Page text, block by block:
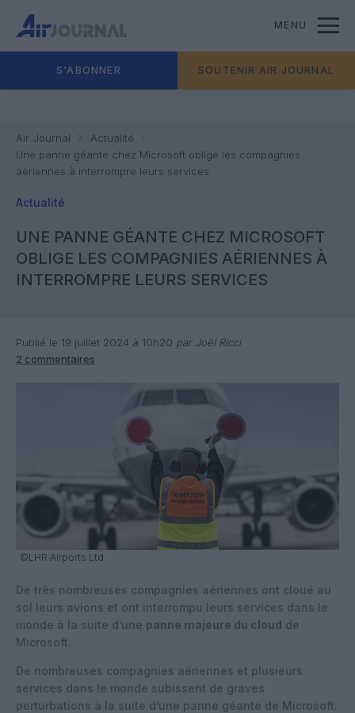
MENU
S'ABONNER SOUTENIR AIR JOURNAL
Air Journal
Actualité
Une panne géante chez Microsoft oblige les compagnies
aériennes à interrompre leurs services
Actualité
UNE PANNE GÉANTE CHEZ MICROSOFT
OBLIGE LES COMPAGNIES AÉRIENNES À
INTERROMPRE LEURS SERVICES
Publié le 19 juillet 2024 à 10h20 par Joël Ricci
2 commentaires
©LHR Airports Ltd.
De très nombreuses compagnies aériennes ont cloué au
sol leurs avions et ont interrompu leurs services dans le
monde à la suite d’une panne majeure du cloud de
Microsoft.
De nombreuses compagnies aériennes et plusieurs
services dans le monde subissent de graves
perturbations à la suite d’une panne géante de Microsoft.